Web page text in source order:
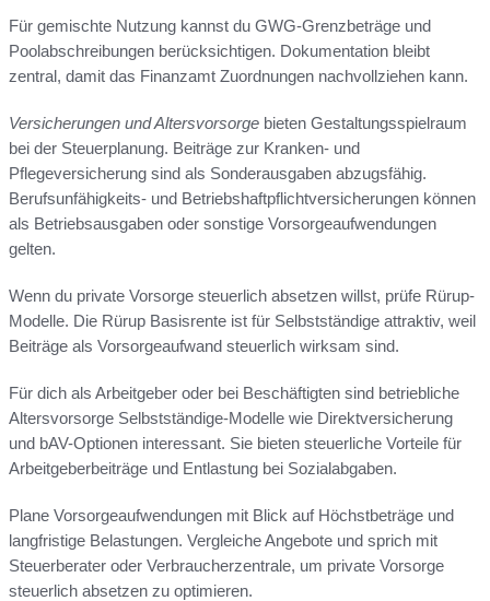
Für gemischte Nutzung kannst du GWG-Grenzbeträge und
Poolabschreibungen berücksichtigen. Dokumentation bleibt
zentral, damit das Finanzamt Zuordnungen nachvollziehen kann.
Versicherungen und Altersvorsorge bieten Gestaltungsspielraum
bei der Steuerplanung. Beiträge zur Kranken- und
Pflegeversicherung sind als Sonderausgaben abzugsfähig.
Berufsunfähigkeits- und Betriebshaftpflichtversicherungen können
als Betriebsausgaben oder sonstige Vorsorgeaufwendungen
gelten.
Wenn du private Vorsorge steuerlich absetzen willst, prüfe Rürup-
Modelle. Die Rürup Basisrente ist für Selbstständige attraktiv, weil
Beiträge als Vorsorgeaufwand steuerlich wirksam sind.
Für dich als Arbeitgeber oder bei Beschäftigten sind betriebliche
Altersvorsorge Selbstständige-Modelle wie Direktversicherung
und bAV-Optionen interessant. Sie bieten steuerliche Vorteile für
Arbeitgeberbeiträge und Entlastung bei Sozialabgaben.
Plane Vorsorgeaufwendungen mit Blick auf Höchstbeträge und
langfristige Belastungen. Vergleiche Angebote und sprich mit
Steuerberater oder Verbraucherzentrale, um private Vorsorge
steuerlich absetzen zu optimieren.